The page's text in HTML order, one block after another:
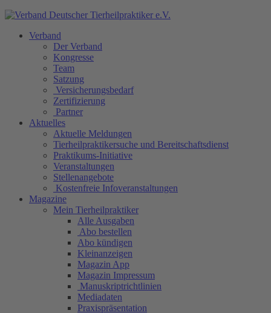
Verband
Der Verband
Kongresse
Team
Satzung
Versicherungsbedarf
Zertifizierung
Partner
Aktuelles
Aktuelle Meldungen
Tierheilpraktikersuche und Bereitschaftsdienst
Praktikums-Initiative
Veranstaltungen
Stellenangebote
Kostenfreie Infoveranstaltungen
Magazine
Mein Tierheilpraktiker
Alle Ausgaben
Abo bestellen
Abo kündigen
Kleinanzeigen
Magazin App
Magazin Impressum
Manuskriptrichtlinien
Mediadaten
Praxispräsentation